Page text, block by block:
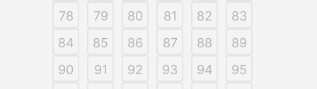
78
79 80 81 82
83
84
85 86 87 88
89
90
91 92 93 94
95